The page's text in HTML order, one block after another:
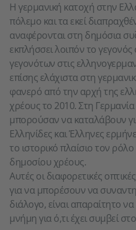
H γερμανική κατοχή στην
πόλεμο και τα εκεί
αναφέρονται στη δημόσια
εκπλήσσει λοιπόν το
γεγονότων στις
επίσης ελάχιστα στη
φανερό από την αρχή της
χρέους το 2010. Στη
μπορούσαν να καταλάβουν
Ελληνίδες και Έλληνες
το ιστορικό πλαίσιο τον
δημοσίου χρέους.
Αυτές οι διαφορετικές
για να μπορέσουν να
διάλογο, είναι απαραίτητο
μνήμη για ό,τι έχει συμβεί